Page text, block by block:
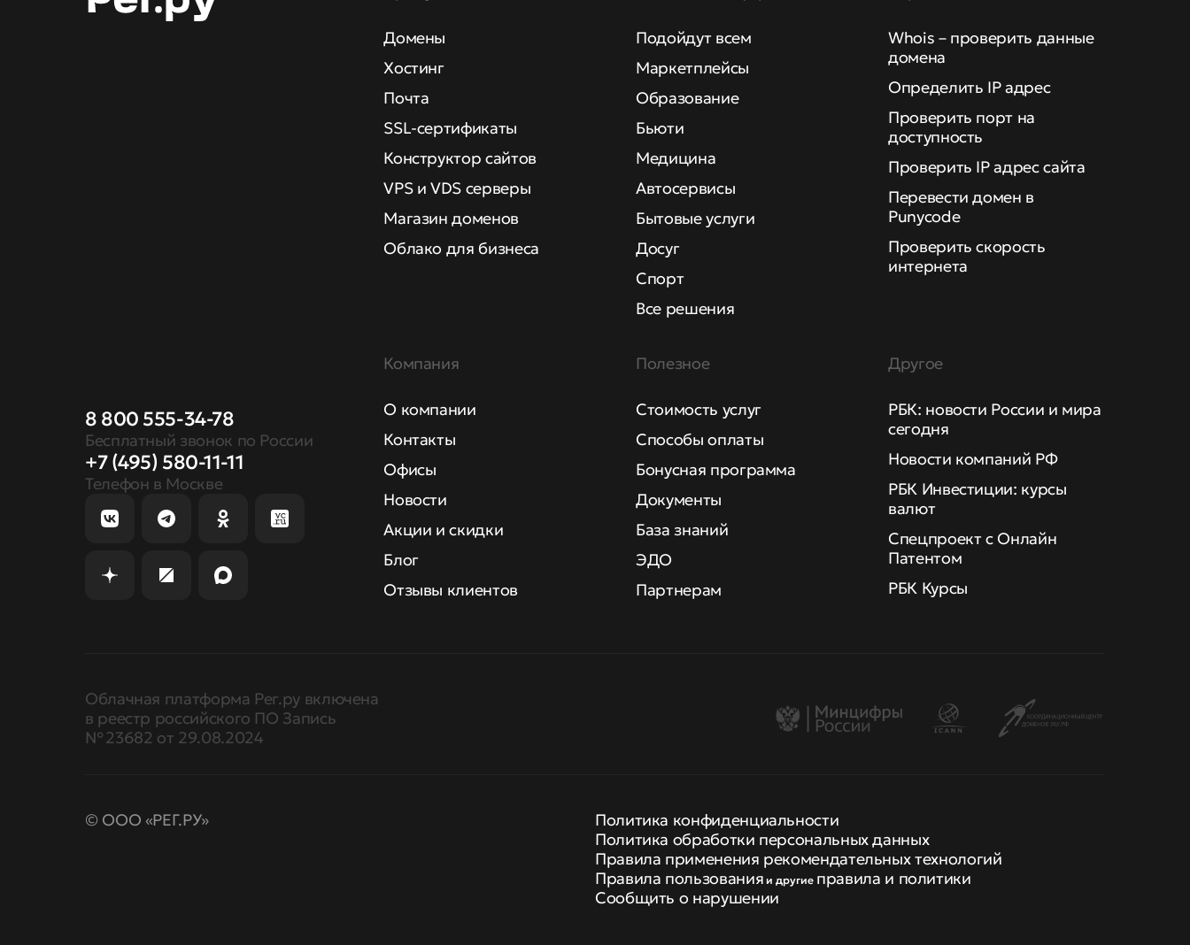
8 800 555-34-78
Бесплатный звонок по России
+7 (495) 580-11-11
Телефон в Москве
Домены
Хостинг
Почта
SSL-сертификаты
Конструктор сайтов
VPS и VDS серверы
Магазин доменов
Облако для бизнеса
Подойдут всем
Маркетплейсы
Образование
Бьюти
Медицина
Автосервисы
Бытовые услуги
Досуг
Спорт
Все решения
Whois – проверить данные
домена
Определить IP адрес
Проверить порт на
доступность
Проверить IP адрес сайта
Перевести домен в
Punycode
Проверить скорость
интернета
Компания
О компании
Контакты
Офисы
Новости
Акции и скидки
Блог
Отзывы клиентов
Полезное
Стоимость услуг
Способы оплаты
Бонусная программа
Документы
База знаний
ЭДО
Партнерам
Другое
РБК: новости России и мира
сегодня
Новости компаний РФ
РБК Инвестиции: курсы
валют
Спецпроект с Онлайн
Патентом
РБК Курсы
Облачная платформа Рег.ру включена
в реестр российского ПО Запись
№ 23682 от 29.08.2024
© ООО «РЕГ.РУ»
Политика конфиденциальности
Политика обработки персональных данных
Правила применения рекомендательных технологий
Правила пользования и другие правила и политики
Сообщить о нарушении